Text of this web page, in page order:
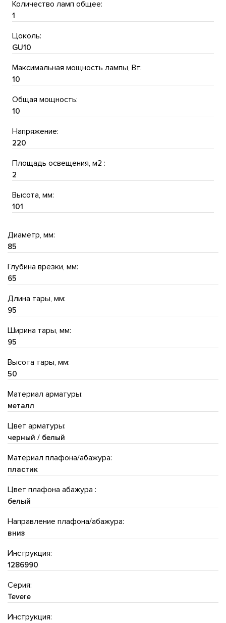
Количество ламп общее:
1
Цоколь:
GU10
Максимальная мощность лампы, Вт:
10
Общая мощность:
10
Напряжение:
220
Площадь освещения, м2 :
2
Высота, мм:
101
Диаметр, мм:
85
Глубина врезки, мм:
65
Длина тары, мм:
95
Ширина тары, мм:
95
Высота тары, мм:
50
Материал арматуры:
металл
Цвет арматуры:
черный / белый
Материал плафона/абажура:
пластик
Цвет плафона абажура :
белый
Направление плафона/абажура:
вниз
Инструкция:
1286990
Серия:
Tevere
Инструкция: